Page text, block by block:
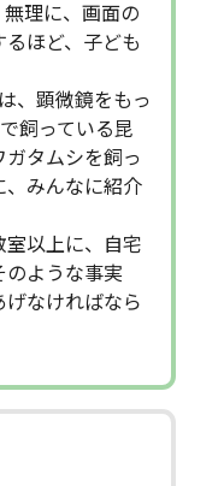
理に、画面の
ほど、子ども
、顕微鏡をもっ
飼っている昆
タムシを飼っ
、みんなに紹介
以上に、自宅
のような事実
なければなら